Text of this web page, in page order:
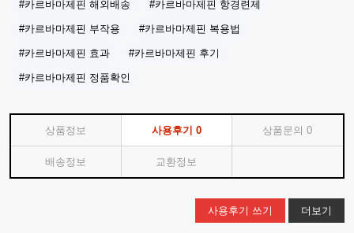
#카르바마제핀 해외배송 #카르바마제핀 항경련제
#카르바마제핀 부작용 #카르바마제핀 복용법
#카르바마제핀 효과 #카르바마제핀 후기
#카르바마제핀 정품확인
상품정보 사용후기 0 상품문의0
배송정보 교환정보
사용후기 쓰기 더보기